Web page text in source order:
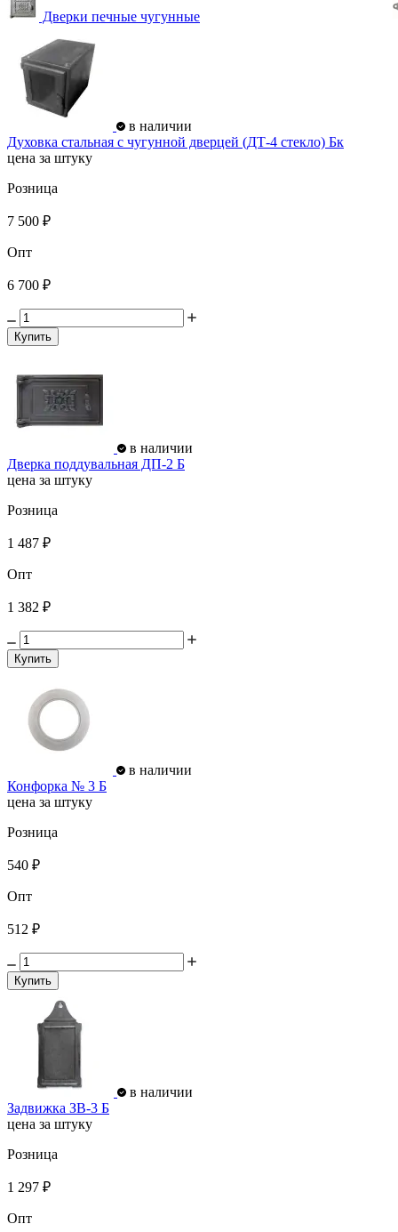
Дверки печные чугунные
в наличии
Духовка стальная с чугунной дверцей (ДТ-4 стекло) Бк
цена за штуку
Розница
7 500 ₽
Опт
6 700 ₽
Купить
в наличии
Дверка поддувальная ДП-2 Б
цена за штуку
Розница
1 487 ₽
Опт
1 382 ₽
Купить
в наличии
Конфорка № 3 Б
цена за штуку
Розница
540 ₽
Опт
512 ₽
Купить
в наличии
Задвижка ЗВ-3 Б
цена за штуку
Розница
1 297 ₽
Опт